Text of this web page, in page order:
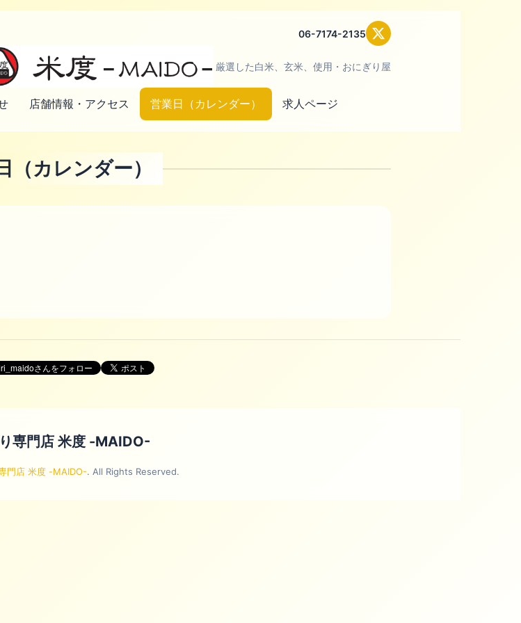
06-7174-2135
厳選した白米、玄米、使用・おにぎり屋
店舗情報・アクセス 営業日（カレンダー） 求人ページ
（カレンダー）
専門店 米度 -MAIDO-
門店 米度 -MAIDO-. All Rights Reserved.